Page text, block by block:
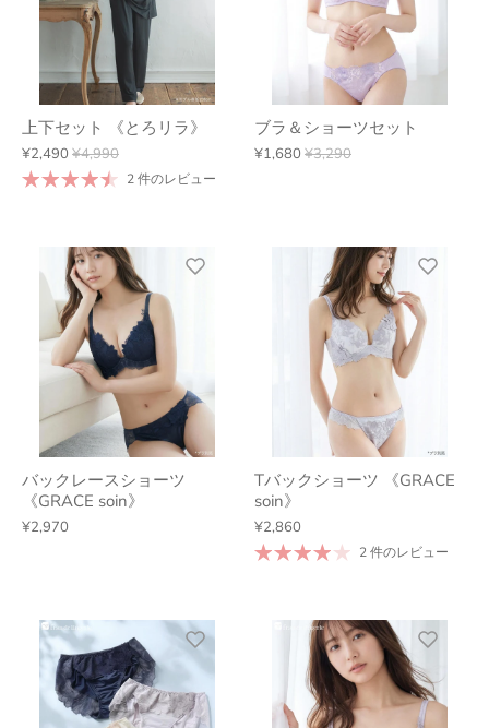
上下セット 《とろリラ》
¥2,490 ¥4,990
2 件のレビュー
ブラ＆ショーツセット
¥1,680 ¥3,290
バックレースショーツ
《GRACE soin》
¥2,970
Tバックショーツ 《GRACE
soin》
¥2,860
2 件のレビュー